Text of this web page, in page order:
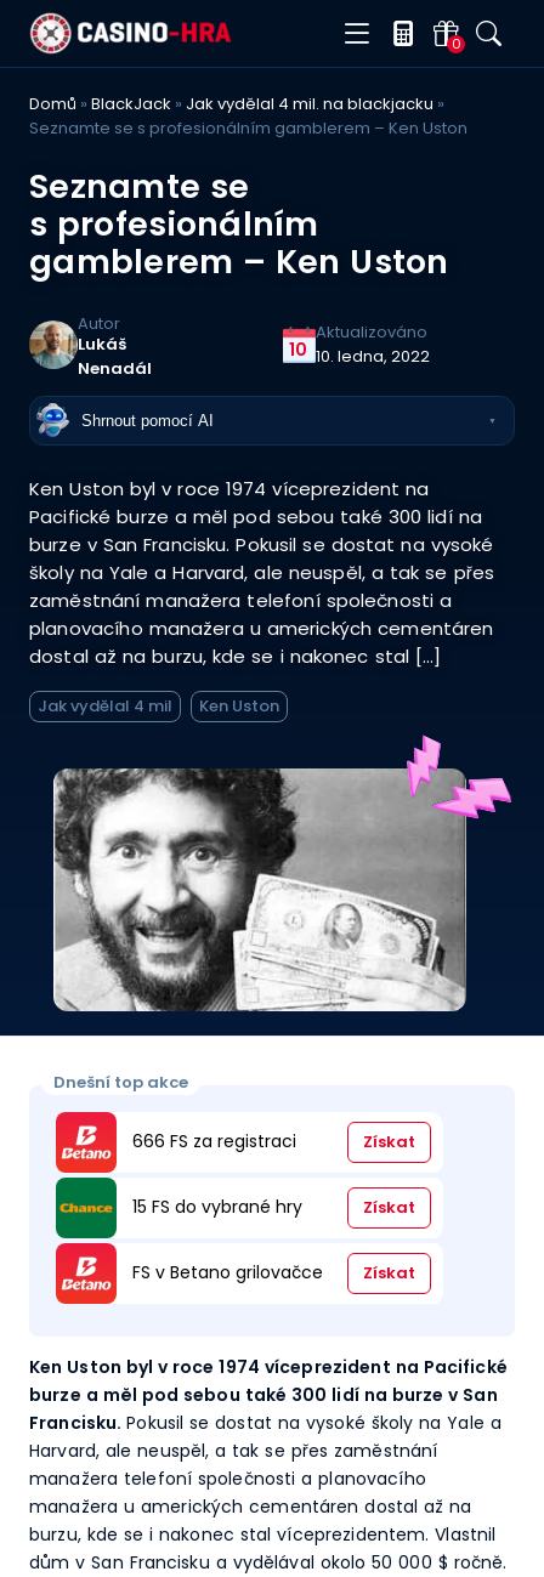
0
Domů » BlackJack » Jak vydělal 4 mil. na blackjacku »
Seznamte se s profesionálním gamblerem – Ken Uston
Seznamte se
s profesionálním
gamblerem – Ken Uston
Autor
Lukáš
Nenadál
10
Aktualizováno
10. ledna, 2022
Shrnout pomocí AI ▼
Ken Uston byl v roce 1974 víceprezident na
Pacifické burze a měl pod sebou také 300 lidí na
burze v San Francisku. Pokusil se dostat na vysoké
školy na Yale a Harvard, ale neuspěl, a tak se přes
zaměstnání manažera telefoní společnosti a
planovacího manažera u amerických cementáren
dostal až na burzu, kde se i nakonec stal […]
Jak vydělal 4 mil Ken Uston
Dnešní top akce
666 FS za registraci Získat
15 FS do vybrané hry Získat
FS v Betano grilovačce Získat
Ken Uston byl v roce 1974 víceprezident na Pacifické
burze a měl pod sebou také 300 lidí na burze v San
Francisku.Pokusil se dostat na vysoké školy na Yale a
Harvard, ale neuspěl, a tak se přes zaměstnání
manažera telefoní společnosti a planovacího
manažera u amerických cementáren dostal až na
burzu, kde se i nakonec stal víceprezidentem. Vlastnil
dům v San Francisku a vydělával okolo 50 000 $ ročně.